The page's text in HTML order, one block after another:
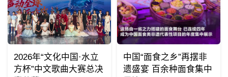
2026年“文化中国·水立
方杯”中文歌曲大赛总决
中国“面食之乡”再摆非
遗盛宴 百余种面食集中